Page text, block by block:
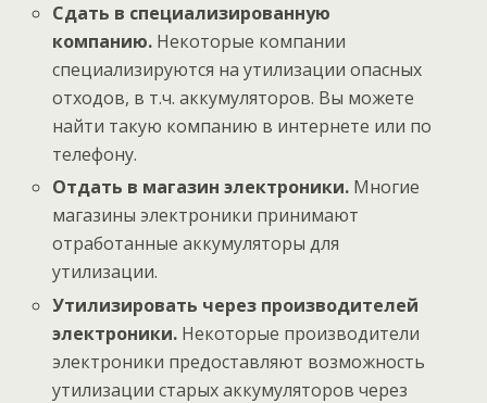
Сдать в специализированную
компанию. Некоторые компании
специализируются на утилизации опасных
отходов, в т.ч. аккумуляторов. Вы можете
найти такую компанию в интернете или по
телефону.
Отдать в магазин электроники. Многие
магазины электроники принимают
отработанные аккумуляторы для
утилизации.
Утилизировать через производителей
электроники. Некоторые производители
электроники предоставляют возможность
утилизации старых аккумуляторов через